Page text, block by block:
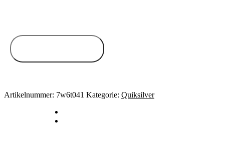
Artikelnummer: 7w6t041 Kategorie: Quiksilver